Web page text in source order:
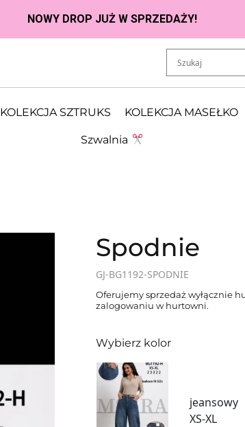
KOLEKCJA SZTRUKS KOLEKCJA MASEŁKO
Szwalnia
Spodnie
GJ-BG1192-SPODNIE
Oferujemy sprzedaż wyłącznie
zalogowaniu w hurtowni.
Wybierz kolor
jeansowy
XS-XL